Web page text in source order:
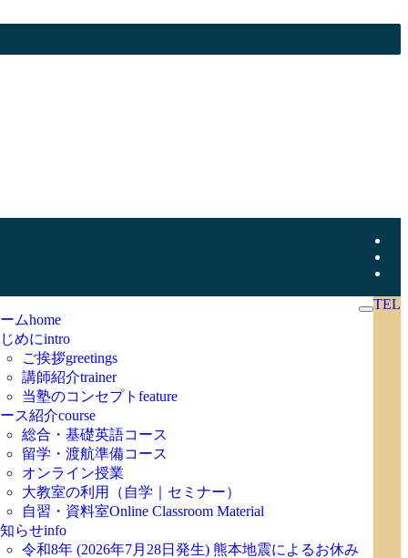
ムhome
めにintro
ご挨拶greetings
講師紹介trainer
当塾のコンセプト feature
ス紹介course
総合・基礎英語コース
留学・渡航準備コース
オンライン授業
大教室の利用（自学｜セミナー）
自習・資料室Online Classroom Material
らせinfo
令和8年 (2026年7月28日発生) 熊本地震によるお休み
TEL